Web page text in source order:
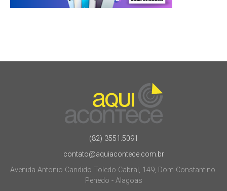
(82) 3551.5091
contato@aquiacontece.com.br
Avenida Antonio Candido Toledo Cabral, 149, Dom Constantino.
Penedo - Alagoas